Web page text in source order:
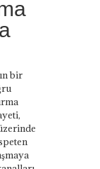
bir